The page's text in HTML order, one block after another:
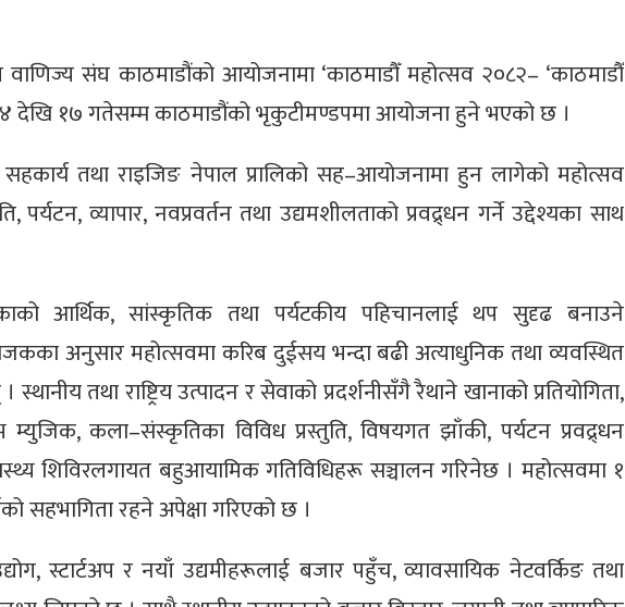
वाणिज्य संघ काठमाडौंको आयोजनामा ‘काठमाडौँ महोत्सव २०८२– ‘काठमाडौँ
देखि १७ गतेसम्म काठमाडौंको भृकुटीमण्डपमा आयोजना हुने भएको छ ।
तथा राइजिङ नेपाल प्रालिको सह–आयोजनामा हुन लागेको महोत्सव
व्यापार, नवप्रवर्तन तथा उद्यमशीलताको प्रवद्र्धन गर्ने उद्देश्यका साथ
आर्थिक, सांस्कृतिक तथा पर्यटकीय पहिचानलाई थप सुदृढ बनाउने
अनुसार महोत्सवमा करिब दुईसय भन्दा बढी अत्याधुनिक तथा व्यवस्थित
तथा राष्ट्रिय उत्पादन र सेवाको प्रदर्शनीसँगै रैथाने खानाको प्रतियोगिता,
कला–संस्कृतिका विविध प्रस्तुति, विषयगत झाँकी, पर्यटन प्रवद्र्धन
शिविरलगायत बहुआयामिक गतिविधिहरू सञ्चालन गरिनेछ । महोत्सवमा १
सहभागिता रहने अपेक्षा गरिएको छ ।
स्टार्टअप र नयाँ उद्यमीहरूलाई बजार पहुँच, व्यावसायिक नेटवर्किङ तथा